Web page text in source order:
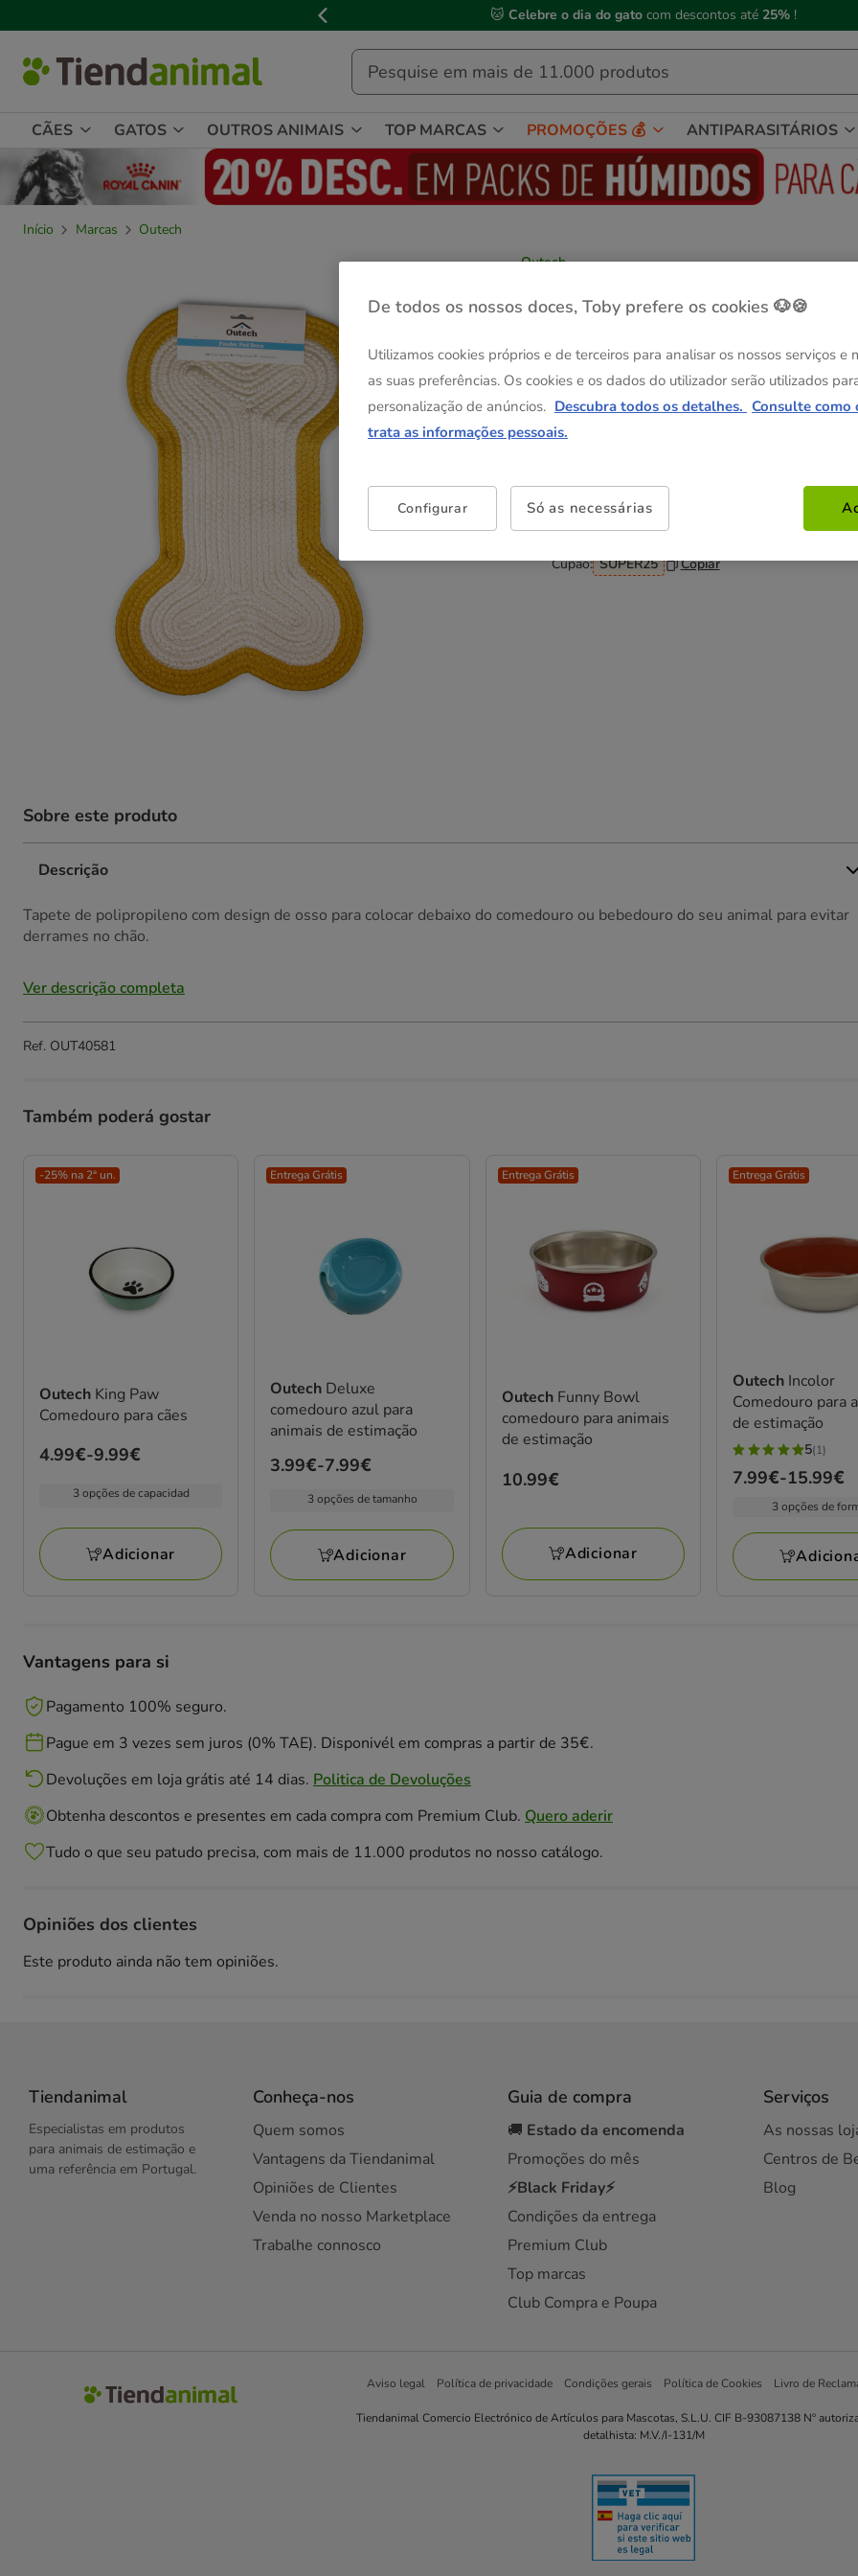
de
mensagem,
🐱 Celebre o dia do gato com descontos até 25% !
CÃES GATOS OUTROS ANIMAIS TOP MARCAS PROMOÇÕES 💰 ANTIPARASITÁRIOS
Início Marcas
Outech
Outech
Ver descrição
Formato: 1 ud.
1 ud.
-25% na 2ª un.
14.99€
-25% na 2ª un Com cupão numa seleção de
Cupão: SUPER25 Copiar
Sobre este produto
Descrição
Tapete de polipropileno com design de osso para colocar debaixo do comedouro ou bebedouro do seu animal para evitar
derrames no chão.
Ver descrição completa
Ref. OUT40581
Também poderá gostar
-25% na 2ª un.
Outech King Paw
Comedouro para cães
Preço
4.99€
9.99€
4.99€-9.99€
3 opções de capacidad
Adicionar
Entrega Grátis
Outech Deluxe
comedouro azul para
animais de estimação
Preço
a
7.99€
3.99€-7.99€
3 opções de tamanho
Adicionar
Entrega Grátis
Outech Funny Bowl
comedouro para animais
de estimação
Preço
10.99€
Adicionar
Entrega Grátis
Outech Incolor
Comedouro para
de estimação
5
estrelas
avaliações
5(1)
Preço
a
15.99€
7.99€-15.99€
3 opções de
Vantagens para si
Pagamento 100% seguro.
Pague em 3 vezes sem juros (0% TAE). Disponivél em compras a partir de 35€.
Devoluções em loja grátis até 14 dias. Politica de Devoluções
Obtenha descontos e presentes em cada compra com Premium Club. Quero aderir
Tudo o que seu patudo precisa, com mais de 11.000 produtos no nosso catálogo.
Opiniões dos clientes
Este produto ainda não tem opiniões.
Tiendanimal
Especialistas em produtos
para animais de estimação e
uma referência em Portugal.
Conheça-nos
Quem somos
Vantagens da Tiendanimal
Opiniões de Clientes
Venda no nosso Marketplace
Trabalhe connosco
Guia de compra
🚚 Estado da encomenda
Promoções do mês
⚡Black Friday⚡
Condições da entrega
Premium Club
Top marcas
Club Compra e Poupa
Serviços
As nossas
Centros de
Blog
Aviso legal Política de privacidade Condições gerais Política de Cookies Livro de
Tiendanimal Comercio Electrónico de Artículos para Mascotas, S.L.U. CIF B-93087138 Nº
detalhista: M.V./I-131/M
De todos os nossos doces, Toby prefere os cookies 🐶🍪
Utilizamos cookies próprios e de terceiros para analisar os nossos serviços e
as suas preferências. Os cookies e os dados do utilizador serão utilizados
personalização de anúncios. Descubra todos os detalhes. Consulte como
trata as informações pessoais.
Configurar Só as necessárias